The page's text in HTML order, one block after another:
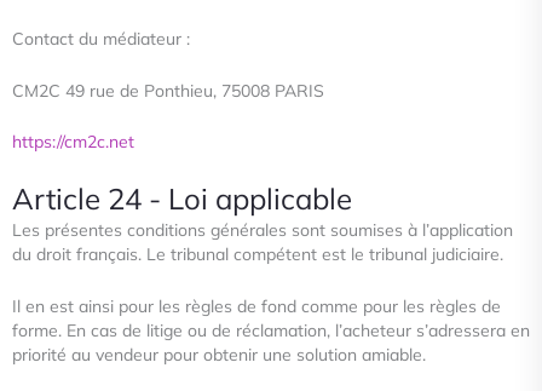
Contact du médiateur :
CM2C 49 rue de Ponthieu, 75008 PARIS
https://cm2c.net
Article 24 - Loi applicable
Les présentes conditions générales sont soumises à l’application
du droit français. Le tribunal compétent est le tribunal judiciaire.
Il en est ainsi pour les règles de fond comme pour les règles de
forme. En cas de litige ou de réclamation, l’acheteur s’adressera en
priorité au vendeur pour obtenir une solution amiable.